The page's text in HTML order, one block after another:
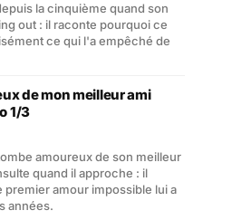
la cinquième quand son
out : il raconte pourquoi ce
ce qui l'a empêché de
de mon meilleur ami
1/3
amoureux de son meilleur
quand il approche : il
premier amour impossible lui a
années.